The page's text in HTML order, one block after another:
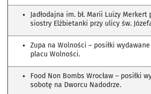
Jadłodajna im. bł. Marii Luizy Merkert
siostry Elżbietanki przy ulicy św.
Zupa na Wolności – posiłki
placu Wolności.
Food Non Bombs Wrocław – posiłki
sobotę na Dworcu Nadodrze.